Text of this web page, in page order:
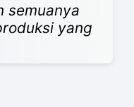
semuanya
yang